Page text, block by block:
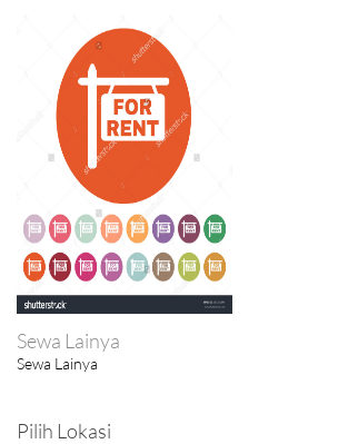
Sewa Lainya
Sewa Lainya
Pilih Lokasi